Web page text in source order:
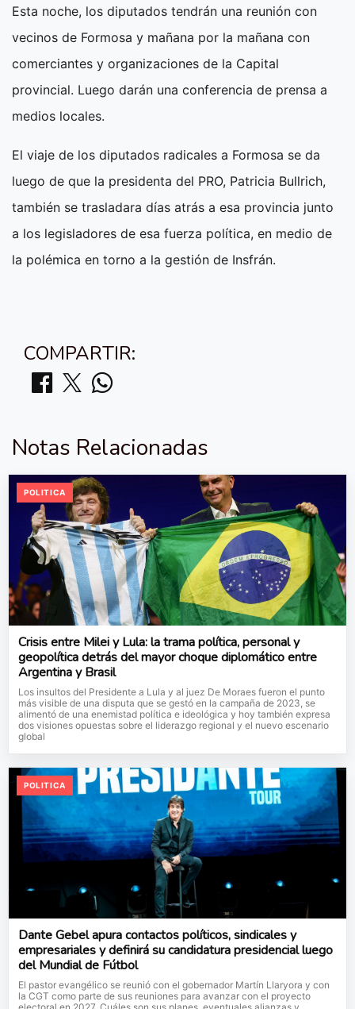
Esta noche, los diputados tendrán una reunión con
vecinos de Formosa y mañana por la mañana con
comerciantes y organizaciones de la Capital
provincial. Luego darán una conferencia de prensa a
medios locales.
El viaje de los diputados radicales a Formosa se da
luego de que la presidenta del PRO, Patricia Bullrich,
también se trasladara días atrás a esa provincia junto
a los legisladores de esa fuerza política, en medio de
la polémica en torno a la gestión de Insfrán.
COMPARTIR:
Notas Relacionadas
POLITICA
Crisis entre Milei y Lula: la trama política, personal y
geopolítica detrás del mayor choque diplomático entre
Argentina y Brasil
Los insultos del Presidente a Lula y al juez De Moraes fueron el punto
más visible de una disputa que se gestó en la campaña de 2023, se
alimentó de una enemistad política e ideológica y hoy también expresa
dos visiones opuestas sobre el liderazgo regional y el nuevo escenario
global
POLITICA
Dante Gebel apura contactos políticos, sindicales y
empresariales y definirá su candidatura presidencial luego
del Mundial de Fútbol
El pastor evangélico se reunió con el gobernador Martín Llaryora y con
la CGT como parte de sus reuniones para avanzar con el proyecto